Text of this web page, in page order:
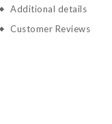
Additional details
Customer Reviews